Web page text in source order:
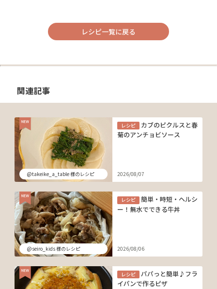
レシピ一覧に戻る
関連記事
@takeike_a_table 様のレシピ
レシピ
カブのピクルスと春
菊のアンチョビソース
2026/08/07
@seiro_kids 様のレシピ
レシピ
簡単・時短・ヘルシ
ー！無水でできる牛丼
2026/08/06
レシピ
パパっと簡単♪フラ
イパンで作るピザ